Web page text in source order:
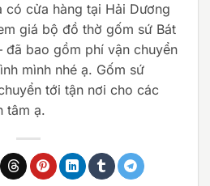
có cửa hàng tại Hải Dương
giá bộ đồ thờ gốm sứ Bát
đã bao gồm phí vận chuyển
mình nhé ạ. Gốm sứ
tới tận nơi cho các
tâm ạ.